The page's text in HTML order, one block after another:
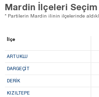
Mardin İlçeleri Seçim
* Partilerin Mardin ilinin ilçelerinde
İlçe
ARTUKLU
DARGEÇİT
DERİK
KIZILTEPE